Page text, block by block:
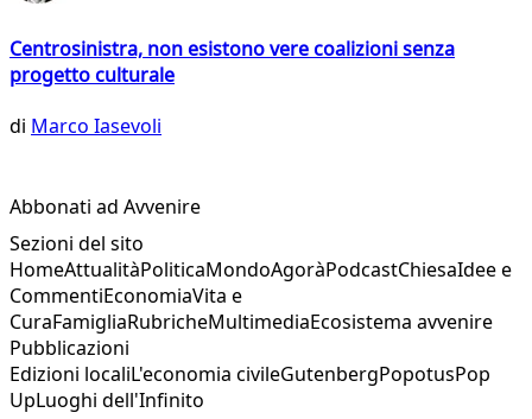
Centrosinistra, non esistono vere coalizioni senza
progetto culturale
di Marco Iasevoli
Abbonati ad Avvenire
Sezioni del sito
HomeAttualitàPoliticaMondoAgoràPodcastChiesaIdee e
CommentiEconomiaVita e
CuraFamigliaRubricheMultimediaEcosistema avvenire
Pubblicazioni
Edizioni localiL'economia civileGutenbergPopotusPop
UpLuoghi dell'Infinito